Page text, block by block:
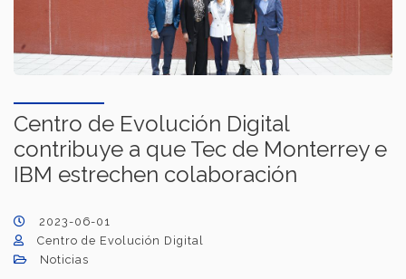
Centro de Evolución Digital
contribuye a que Tec de Monterrey e
IBM estrechen colaboración
2023-06-01
Centro de Evolución Digital
Noticias